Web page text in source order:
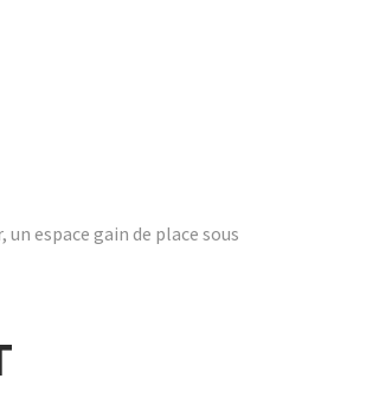
espace gain de place sous